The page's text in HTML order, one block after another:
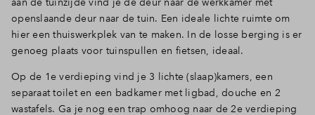
openslaande deur naar de tuin. Een ideale lichte ruimte om
hier een thuiswerkplek van te maken. In de losse berging is er
genoeg plaats voor tuinspullen en fietsen, ideaal.
Op de 1e verdieping vind je 3 lichte (slaap)kamers, een
separaat toilet en een badkamer met ligbad, douche en 2
wastafels. Ga je nog een trap omhoog naar de 2e verdieping